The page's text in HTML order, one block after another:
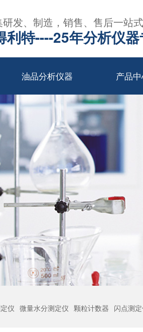
研发、制造，销售、售后一站
利特----25年分析仪
油品分析仪器 产品
仪 微量水分测定仪 颗粒计数器 闪点测